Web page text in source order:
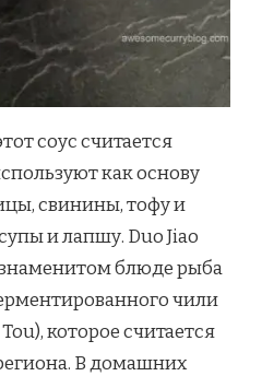
соус считается
как основу
свинины, тофу и
и лапшу. Duo Jiao
блюде рыба
чили
которое считается
В домашних